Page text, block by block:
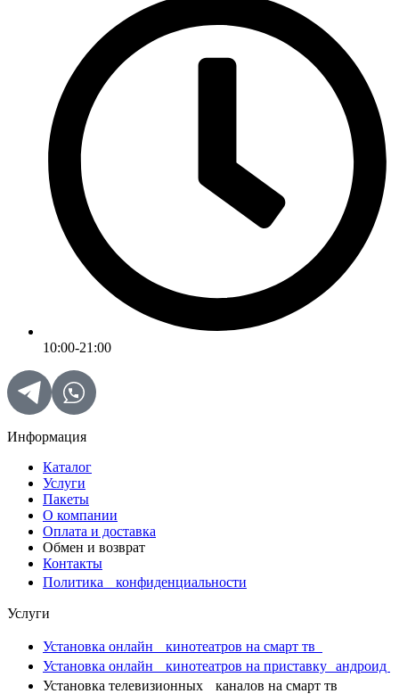
10:00-21:00
Информация
Каталог
Услуги
Пакеты
О компании
Оплата и доставка
Обмен и возврат
Контакты
Политика конфиденциальности
Услуги
Установка онлайн кинотеатров на смарт тв
Установка онлайн кинотеатров на приставку андроид
Установка телевизионных каналов на смарт тв